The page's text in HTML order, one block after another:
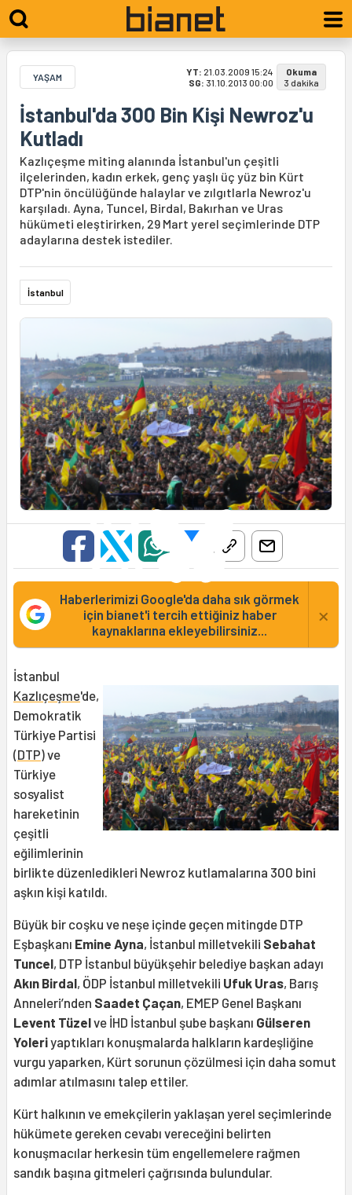
YAŞAM YT: 21.03.2009 15:24
SG: 31.10.2013 00:00
Okuma
3 dakika
İstanbul'da 300 Bin Kişi Newroz'u
Kutladı
Kazlıçeşme miting alanında İstanbul'un çeşitli
ilçelerinden, kadın erkek, genç yaşlı üç yüz bin Kürt
DTP'nin öncülüğünde halaylar ve zılgıtlarla Newroz'u
karşıladı. Ayna, Tuncel, Birdal, Bakırhan ve Uras
hükümeti eleştirirken, 29 Mart yerel seçimlerinde DTP
adaylarına destek istediler.
İstanbul
Haberlerimizi Google'da daha sık görmek
için bianet'i tercih ettiğiniz haber
kaynaklarına ekleyebilirsiniz...
×
İstanbul
Kazlıçeşme'de,
Demokratik
Türkiye Partisi
(DTP) ve
Türkiye
sosyalist
hareketinin
çeşitli
eğilimlerinin
birlikte düzenledikleri Newroz kutlamalarına 300 bini
aşkın kişi katıldı.
Büyük bir coşku ve neşe içinde geçen mitingde DTP
Eşbaşkanı Emine Ayna, İstanbul milletvekili Sebahat
Tuncel, DTP İstanbul büyükşehir belediye başkan adayı
Akın Birdal, ÖDP İstanbul milletvekili Ufuk Uras, Barış
Anneleri’nden Saadet Çaçan, EMEP Genel Başkanı
Levent Tüzelve İHD İstanbul şube başkanı Gülseren
Yoleriyaptıkları konuşmalarda halkların kardeşliğine
vurgu yaparken, Kürt sorunun çözülmesi için daha somut
adımlar atılmasını talep ettiler.
Kürt halkının ve emekçilerin yaklaşan yerel seçimlerinde
hükümete gereken cevabı vereceğini belirten
konuşmacılar herkesin tüm engellemelere rağmen
sandık başına gitmeleri çağrısında bulundular.